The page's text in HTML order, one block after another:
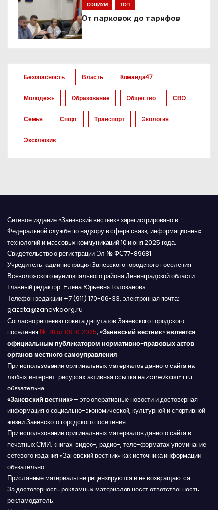
п
о
а
п
и
с
я
СОЦИУМ ТОП
От парковок до тарифов
Безопасность Власть Команда47
Молодёжь Образование Общество СВО
Семья Спорт Транспорт Экология
Эксклюзив
Сетевое издание «Заневский вестник» зарегистрировано в
Федеральной службе по надзору в сфере связи, информационных
технологий и массовых коммуникаций 10 июня 2025 года.
Свидетельство о регистрации Эл № ФС77-89681.
Учредитель: администрация Заневского городского поселения
Всеволожского муниципального района Ленинградской области.
Главный редактор: Елена Юрьевна Голованова.
Телефон редакции +7 (911) 170-06-33, электронная почта:
gazeta@zanevkaorg.ru
Согласно решению совета депутатов Заневского городского
поселения № 78 от 09.10.2025, «Заневский вестник» является
официальным публикатором нормативно-правовых актов
органов местного самоуправления.
При использовании оригинальных материалов данного сайта на
любых интернет-ресурсах активная ссылка на zanevkasmi.ru
обязательна.
«Заневский вестник» – это оперативные новости и достоверная
информация о социально-экономической, культурной и спортивной
жизни Заневского городского поселения.
При использовании оригинальных материалов данного сайта в
печатных СМИ, книгах, видео-, радио-, теле-форматах упоминание
сетевого издания «Заневский вестник» как источника информации
обязательно.
Присланные материалы не рецензируются и не возвращаются.
За достоверность рекламных материалов несет ответственность
рекламодатель.